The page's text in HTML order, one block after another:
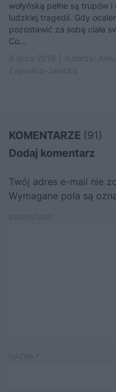
wołyńską pełne są trupów
ludzkiej tragedii. Gdy
pozostawić za sobą ciała
Co...
KOMENTARZE (91)
Dodaj komentarz
Twój adres e-mail nie
Wymagane pola są